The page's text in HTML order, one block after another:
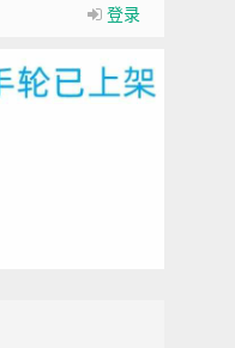
登录